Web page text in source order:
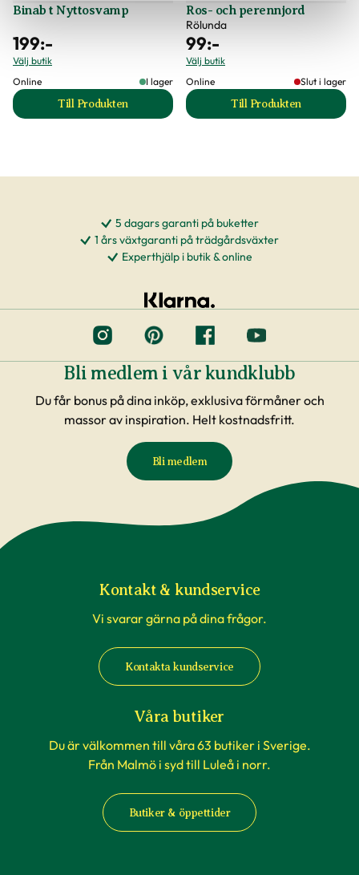
Binab t Nyttosvamp
199:-
Välj butik
Online
I lager
Till Produkten
till Binab t Nyttosvamp produktsida
Ros- och perennjord
Rölunda
99:-
Välj butik
Online
Slut i lager
Till Produkten
till Ros- och
5 dagars garanti på buketter
1 års växtgaranti på trädgårdsväxter
Experthjälp i butik & online
Bli medlem i vår kundklubb
Du får bonus på dina inköp, exklusiva förmåner och
massor av inspiration. Helt kostnadsfritt.
Bli medlem
Kontakt & kundservice
Vi svarar gärna på dina frågor.
Kontakta kundservice
Våra butiker
Du är välkommen till våra 63 butiker i Sverige.
Från Malmö i syd till Luleå i norr.
Butiker & öppettider